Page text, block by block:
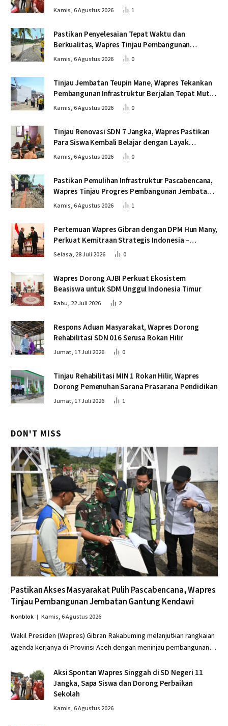
Sekolah
Kamis, 6 Agustus 2026 1
Pastikan Penyelesaian Tepat Waktu dan
Berkualitas, Wapres Tinjau Pembangunan
Jembatan Lumut
Kamis, 6 Agustus 2026 0
Tinjau Jembatan Teupin Mane, Wapres Tekankan
Pembangunan Infrastruktur Berjalan Tepat Mutu
dan Tepat Waktu
Kamis, 6 Agustus 2026 0
Tinjau Renovasi SDN 7 Jangka, Wapres Pastikan
Para Siswa Kembali Belajar dengan Layak
Pascabencana
Kamis, 6 Agustus 2026 0
Pastikan Pemulihan Infrastruktur Pascabencana,
Wapres Tinjau Progres Pembangunan Jembatan
Krueng Tingkeum Bireuen
Kamis, 6 Agustus 2026 1
Pertemuan Wapres Gibran dengan DPM Hun Many,
Perkuat Kemitraan Strategis Indonesia –
Kamboja
Selasa, 28 Juli 2026 0
Wapres Dorong AJBI Perkuat Ekosistem
Beasiswa untuk SDM Unggul Indonesia Timur
Rabu, 22 Juli 2026 2
Respons Aduan Masyarakat, Wapres Dorong
Rehabilitasi SDN 016 Serusa Rokan Hilir
Jumat, 17 Juli 2026 0
Tinjau Rehabilitasi MIN 1 Rokan Hilir, Wapres
Dorong Pemenuhan Sarana Prasarana Pendidikan
Jumat, 17 Juli 2026 1
DON'T MISS
Pastikan Akses Masyarakat Pulih Pascabencana, Wapres
Tinjau Pembangunan Jembatan Gantung Kendawi
Nonblok Kamis, 6 Agustus 2026
Wakil Presiden (Wapres) Gibran Rakabuming melanjutkan rangkaian
agenda kerjanya di Provinsi Aceh dengan meninjau pembangunan…
Aksi Spontan Wapres Singgah di SD Negeri 11
Jangka, Sapa Siswa dan Dorong Perbaikan
Sekolah
Kamis, 6 Agustus 2026